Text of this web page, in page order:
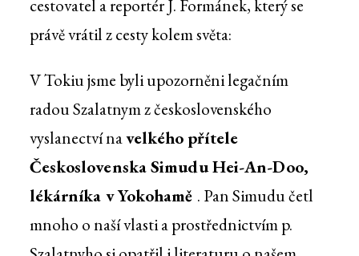
cestovatel a reportér J. Formánek, který se
právě vrátil z cesty kolem světa:
V Tokiu jsme byli upozorněni legačním
radou Szalatnym z československého
vyslanectví navelkého přítele
Československa Simudu Hei-An-Doo,
lékárníka v Yokohamě . Pan Simudu četl
mnoho o naší vlasti a prostřednictvím p.